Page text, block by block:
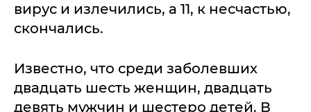
вирус и излечились, а 11, к несчастью,
скончались.
Известно, что среди заболевших
двадцать шесть женщин, двадцать
девять мужчин и шестеро детей. В